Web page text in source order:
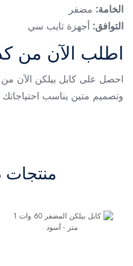
الخامة: مضفر
التوافق: أجهزة تايب سي
اطلب الآن من
احصل على كابل بيلكن الآن
وتصميم متين يناسب احتياجاتك